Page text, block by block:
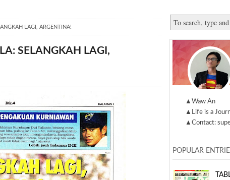
LAGI, ARGENTINA!
SELANGKAH LAGI,
▲Waw An
▲Life is a
▲Contact:
POPULAR